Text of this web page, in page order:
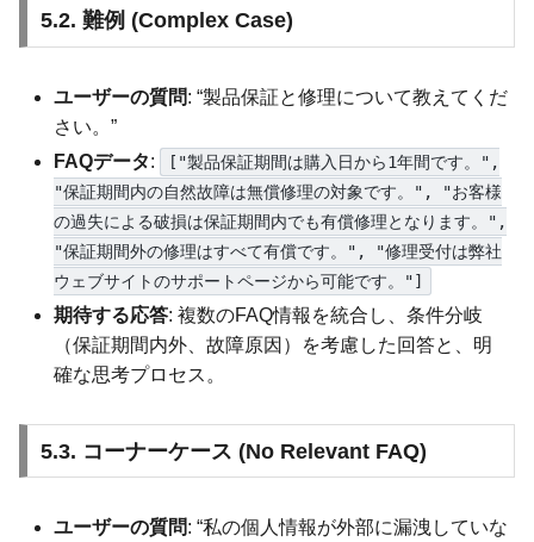
5.2. 難例 (Complex Case)
ユーザーの質問: “製品保証と修理について教えてくだ
さい。”
FAQデータ:
["製品保証期間は購入日から1年間です。",
"保証期間内の自然故障は無償修理の対象です。", "お客様
の過失による破損は保証期間内でも有償修理となります。",
"保証期間外の修理はすべて有償です。", "修理受付は弊社
ウェブサイトのサポートページから可能です。"]
期待する応答: 複数のFAQ情報を統合し、条件分岐
（保証期間内外、故障原因）を考慮した回答と、明
確な思考プロセス。
5.3. コーナーケース (No Relevant FAQ)
ユーザーの質問: “私の個人情報が外部に漏洩していな